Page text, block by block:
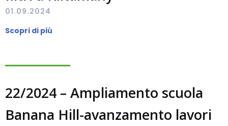
01.09.2024
Scopri di più
22/2024 – Ampliamento scuola
Banana Hill-avanzamento lavori